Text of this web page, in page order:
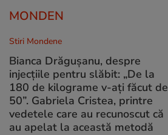
MONDEN
Stiri Mondene
Bianca Drăgușanu, despre
injecțiile pentru slăbit: „De la
180 de kilograme v-ați făcut de
50”. Gabriela Cristea, printre
vedetele care au recunoscut că
au apelat la această metodă